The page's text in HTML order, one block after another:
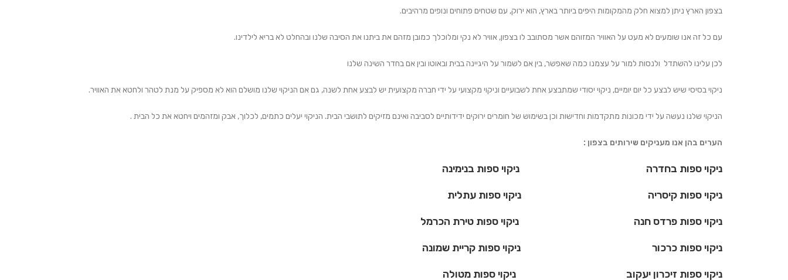
בצפון הארץ ניתן למצוא חלק מהמקומות היפים ביותר בארץ, הוא ירוק, עם שטחים פתוחים ונופים מרהיבים.
עם כל זה אנו שומעים לא מעט על האוויר המזוהם אשר מסתובב לו בצפון, אוויר לא נקי ומלוכלך כמובן מזהם את ביתנו את הסיבה שלנו ובהחלט לא בריא לילדינו.
לכן עלינו להשתדל ולנסות למור על עצמנו כמה שאפשר, בין אם לשמור על היגיינה בבית ובאוטו ובין אם בחדר השינה שלנו
ניקוי בסיסי שיש לבצע כל יום יומיים, ניקוי יסודי שמתבצע אחת לשבועיים וניקוי מקצועי על ידי חברה מקצועית יש לבצע אחת לשנה, גם אם הניקוי שלנו מושלם הוא לא מספיק על מנת לטהר ולחטא את האוויר.
הניקוי שלנו נעשה על ידי מכונות מתקדמות וחדישות וכן בשימוש של חומרים ירוקים ידידותיים לסביבה ואינם מזיקים לתושבי הבית. הניקוי יעלים כתמים, לכלוך, אבק ומזהמים ויחטא את כל הבית .
הערים בהן אנו מעניקים שירותים בצפון :
ניקוי ספות בחדרה ניקוי ספות בנימינה
ניקוי ספות קיסריה ניקוי ספות עתלית
ניקוי ספות פרדס חנה ניקוי ספות טירת הכרמל
ניקוי ספות כרכור ניקוי ספות קריית שמונה
ניקוי ספות זיכרון יעקוב ניקוי ספות מטולה